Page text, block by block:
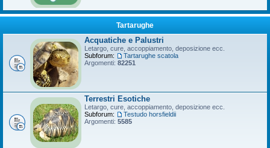
Tartarughe
Acquatiche e Palustri
Letargo, cure, accoppiamento, deposizione ecc.
Subforum:
Tartarughe scatola
Argomenti: 82251
Terrestri Esotiche
Letargo, cure, accoppiamento, deposizione ecc.
Subforum:
Testudo horsfieldii
Argomenti: 5585